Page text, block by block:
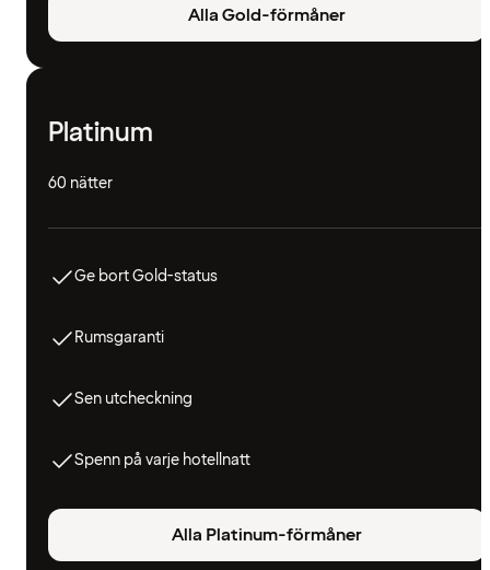
Alla Gold-förmåner
Platinum
60 nätter
Ge bort Gold-status
Rumsgaranti
Sen utcheckning
Spenn på varje hotellnatt
Alla Platinum-förmåner